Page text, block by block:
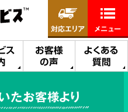
ス
お客様
の声
よくある
質問
対応エリア メニュー
たお客様より